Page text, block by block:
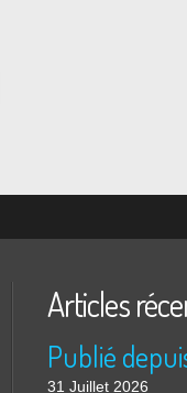
Articles
31 Juillet 2026